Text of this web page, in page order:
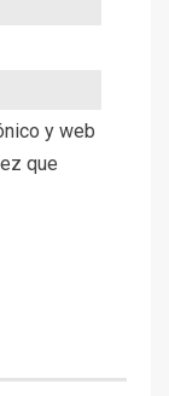
y web
que